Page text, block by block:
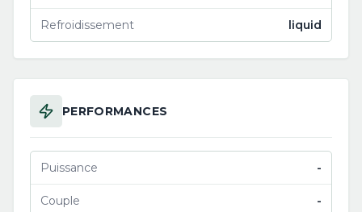
Refroidissement liquid
PERFORMANCES
Puissance -
Couple -